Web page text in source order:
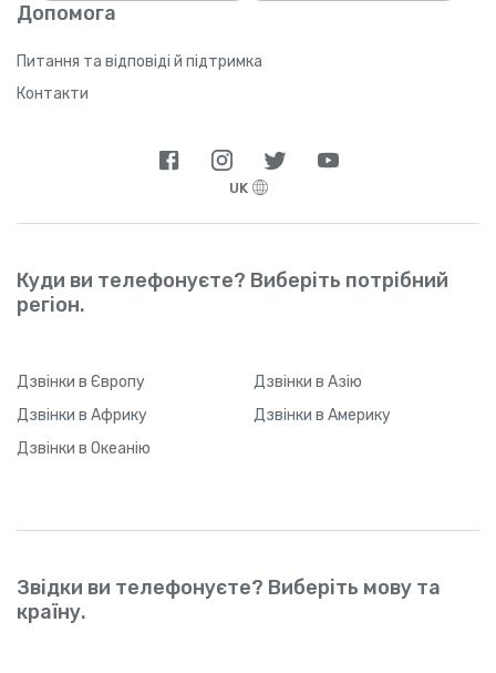
пройде значний проміжок часу), Yolla може
через технічні обмеження. Щойно ваш друг
він зможе у будь-який час змінити тип
Допомога
Питання та відповіді й підтримка
Контакти
UK
Куди ви телефонуєте? Виберіть потрібний
регіон.
Дзвінки в Європу Дзвінки в Азію
Дзвінки в Африку Дзвінки в Америку
Дзвінки в Океанію
Звідки ви телефонуєте? Виберіть мову та
країну.